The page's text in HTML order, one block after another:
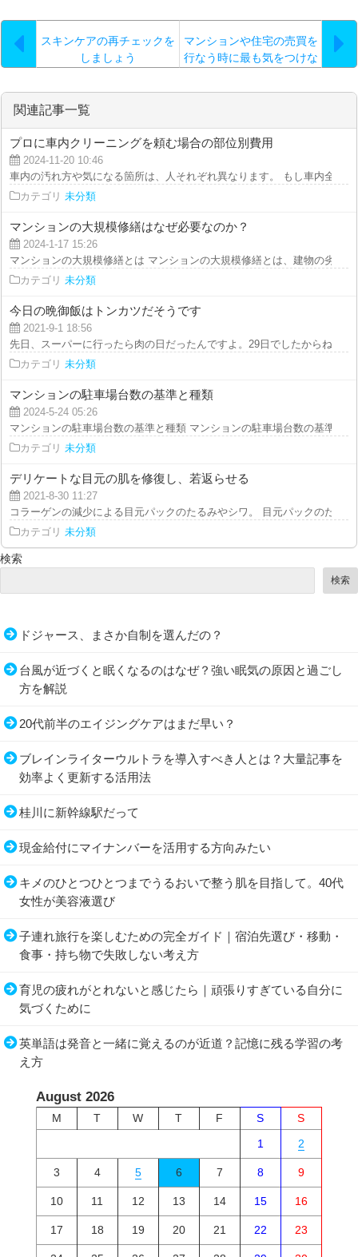
スキンケアの再チェックを
しましょう
マンションや住宅の売買を
行なう時に最も気をつけな
関連記事一覧
プロに車内クリーニングを頼む場合の部位別費用
2024-11-20 10:46
車内の汚れ方や気になる箇所は、人それぞれ異なります。 もし車内全体
カテゴリ 未分類
マンションの大規模修繕はなぜ必要なのか？
2024-1-17 15:26
マンションの大規模修繕とは マンションの大規模修繕とは、建物の劣化
カテゴリ 未分類
今日の晩御飯はトンカツだそうです
2021-9-1 18:56
先日、スーパーに行ったら肉の日だったんですよ。29日でしたからね。
カテゴリ 未分類
マンションの駐車場台数の基準と種類
2024-5-24 05:26
マンションの駐車場台数の基準と種類 マンションの駐車場台数の基準は
カテゴリ 未分類
デリケートな目元の肌を修復し、若返らせる
2021-8-30 11:27
コラーゲンの減少による目元パックのたるみやシワ。 目元パックのたる
カテゴリ 未分類
検索
検索
ドジャース、まさか自制を選んだの？
台風が近づくと眠くなるのはなぜ？強い眠気の原因と過ごし
方を解説
20代前半のエイジングケアはまだ早い？
ブレインライターウルトラを導入すべき人とは？大量記事を
効率よく更新する活用法
桂川に新幹線駅だって
現金給付にマイナンバーを活用する方向みたい
キメのひとつひとつまでうるおいで整う肌を目指して。40代
女性が美容液選び
子連れ旅行を楽しむための完全ガイド｜宿泊先選び・移動・
食事・持ち物で失敗しない考え方
育児の疲れがとれないと感じたら｜頑張りすぎている自分に
気づくために
英単語は発音と一緒に覚えるのが近道？記憶に残る学習の考
え方
August 2026
M T W T F S
S
1
2
3 4 5 6 7 8 9
10 11 12 13 14 15 16
17 18 19 20 21 22 23